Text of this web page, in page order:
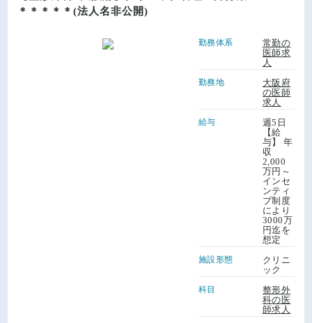
＊＊＊＊＊(法人名非公開)
勤務体系
常勤の
医師求
人
勤務地
大阪府
の医師
求人
給与
週5日
【給
与】 年
収
2,000
万円～
インセ
ンティ
ブ制度
により
3000万
円迄を
想定
施設形態
クリニ
ック
科目
整形外
科の医
師求人